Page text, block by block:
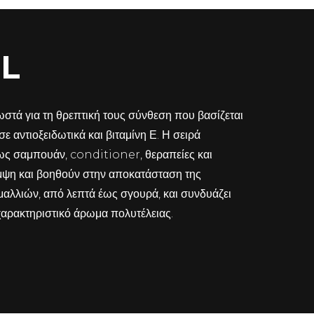
για τη θρεπτική τους σύνθεση που βασίζεται
και βιταμίνη Ε. Η σειρά
σαμπουάν, conditioner, θεραπείες και
και βοηθούν στην αποκατάσταση της
από λεπτά έως σγουρά, και συνδυάζει
άρωμα πολυτέλειας.